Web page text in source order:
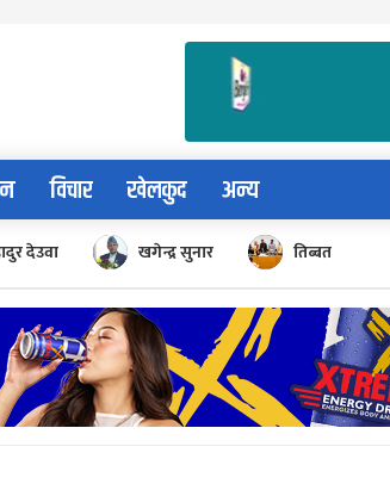
विचार खेलकुद अन्य
देउवा खगेन्द्र सुनार तिब्बत